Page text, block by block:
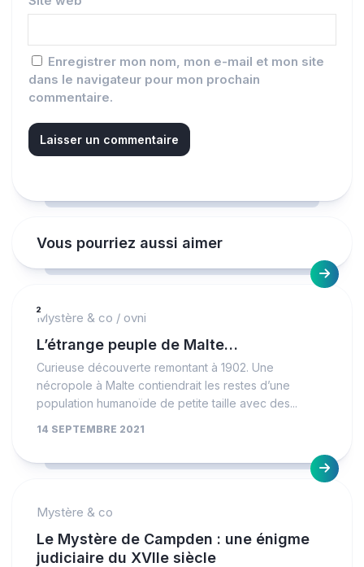
Enregistrer mon nom, mon e-mail et mon site
dans le navigateur pour mon prochain
commentaire.
Vous pourriez aussi aimer
2
Mystère & co / ovni
L’étrange peuple de Malte…
Curieuse découverte remontant à 1902. Une
nécropole à Malte contiendrait les restes d’une
population humanoïde de petite taille avec des...
14 SEPTEMBRE 2021
Mystère & co
Le Mystère de Campden : une énigme
judiciaire du XVIIe siècle